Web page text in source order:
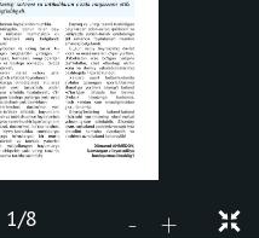
- +
1/8